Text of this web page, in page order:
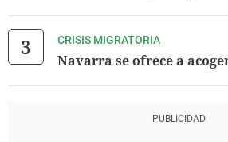
CRISIS MIGRATORIA
Navarra se ofrece a